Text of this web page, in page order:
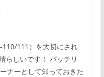
110/111）を大切にされ
らしいです！ バッテリ
ナーとして知っておきた